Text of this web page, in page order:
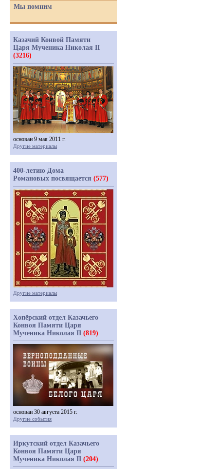
Мы помним
Казачий Конвой Памяти
Царя Мученика Николая II
(3216)
основан 9 мая 2011 г.
Другие материалы
400-летию Дома
Романовых посвящается (577)
Другие материалы
Хопёрский отдел Казачьего
Конвоя Памяти Царя
Мученика Николая II (819)
основан 30 августа 2015 г.
Другие события
Иркутский отдел Казачьего
Конвоя Памяти Царя
Мученика Николая II (204)